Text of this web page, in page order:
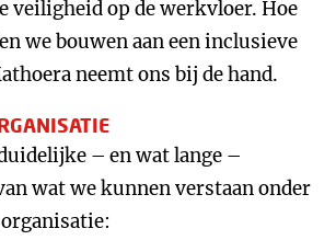
veiligheid op de werkvloer. Hoe
we bouwen aan een inclusieve
neemt ons bij de hand.
– en wat lange –
wat we kunnen verstaan onder